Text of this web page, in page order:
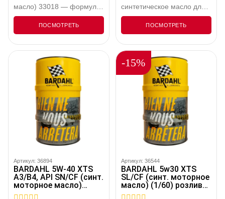
масло) 33018 — формула
моторного масла XTEC
0W20 RC, разработанная с
инновационных
технологий, обеспечивает
не только высокую
производительность, но и
целый комплекс
преимуществ, делающих
его оптимальным выбором
для автовладельцев,
ценящих максимальную
мотора. ACEA C5, API SN,
SN+, SN+ Resource
Conserving, ILSAC…
ПОСМОТРЕТЬ
синтетическое масло для
бензиновых и дизельных
двигателей, с
Подходит для
автомобилей, оснащенных
каталитическим
нейтрализатором.
Обеспечивает защиту
деталей двигателя в
тяжелых условиях
эксплуатации. Масло XTS
5W40 соответствует всем
и спецификациям для
использования в
современных авто.
Особенности продукта:
ПОСМОТРЕТЬ
Артикул: 36894
BARDAHL 5W-40 XTS
A3/B4, API SN/CF (синт.
моторное масло)
(1/60) Розлив 36894
-15%
Артикул: 36544
BARDAHL 5w30 XTS
SL/CF (синт. моторное
масло) (1/60) розлив
36544